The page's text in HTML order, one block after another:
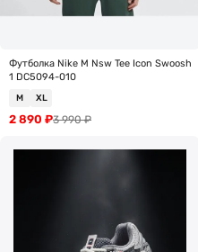
Футболка Nike M Nsw Tee Icon Swoosh
1 DC5094-010
M XL
3 990₽
2 890 ₽